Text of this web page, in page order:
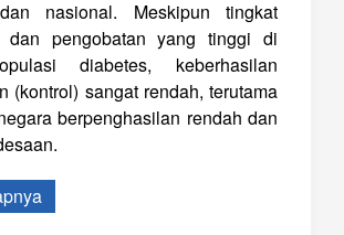
nasional. Meskipun tingkat
dan pengobatan yang tinggi di
diabetes, keberhasilan
(kontrol) sangat rendah, terutama
berpenghasilan rendah dan